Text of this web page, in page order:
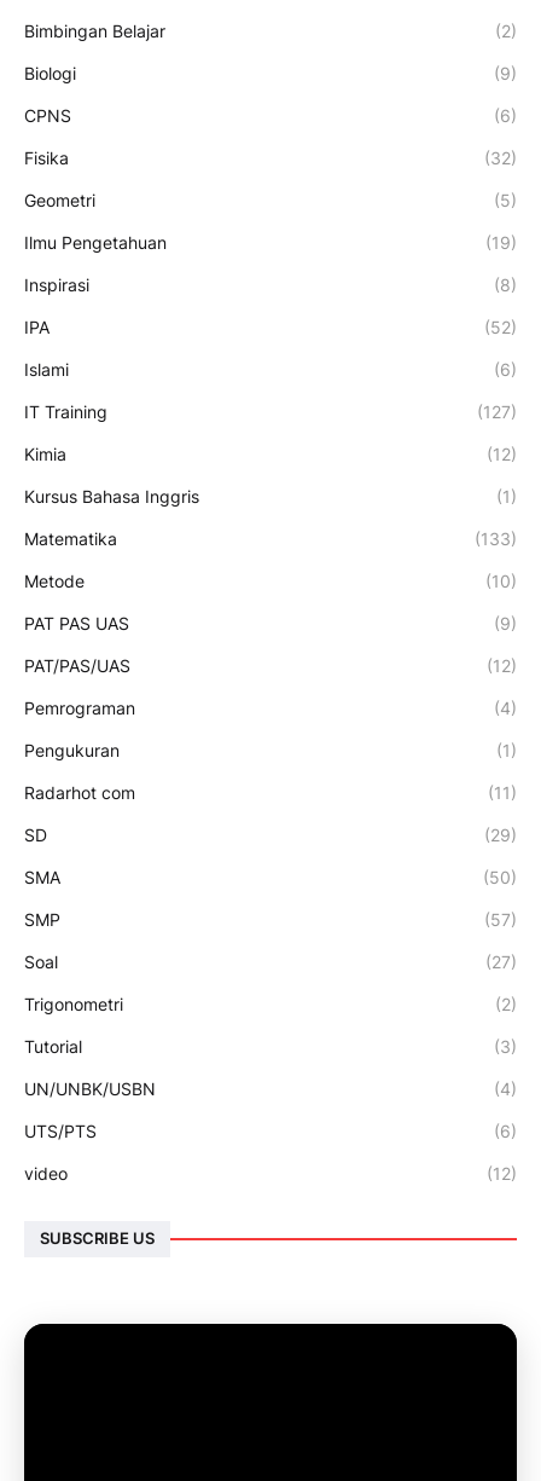
Bimbingan Belajar (2)
Biologi (9)
CPNS (6)
Fisika (32)
Geometri (5)
Ilmu Pengetahuan (19)
Inspirasi (8)
IPA (52)
Islami (6)
IT Training (127)
Kimia (12)
Kursus Bahasa Inggris (1)
Matematika (133)
Metode (10)
PAT PAS UAS (9)
PAT/PAS/UAS (12)
Pemrograman (4)
Pengukuran (1)
Radarhot com (11)
SD (29)
SMA (50)
SMP (57)
Soal (27)
Trigonometri (2)
Tutorial (3)
UN/UNBK/USBN (4)
UTS/PTS (6)
video (12)
SUBSCRIBE US